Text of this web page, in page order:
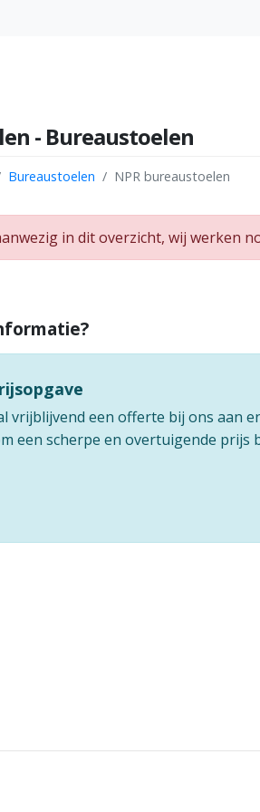
- Bureaustoelen
Bureaustoelen NPR bureaustoelen
in dit overzicht, wij werken
vrijblijvend een offerte bij ons aan
een scherpe en overtuigende prijs